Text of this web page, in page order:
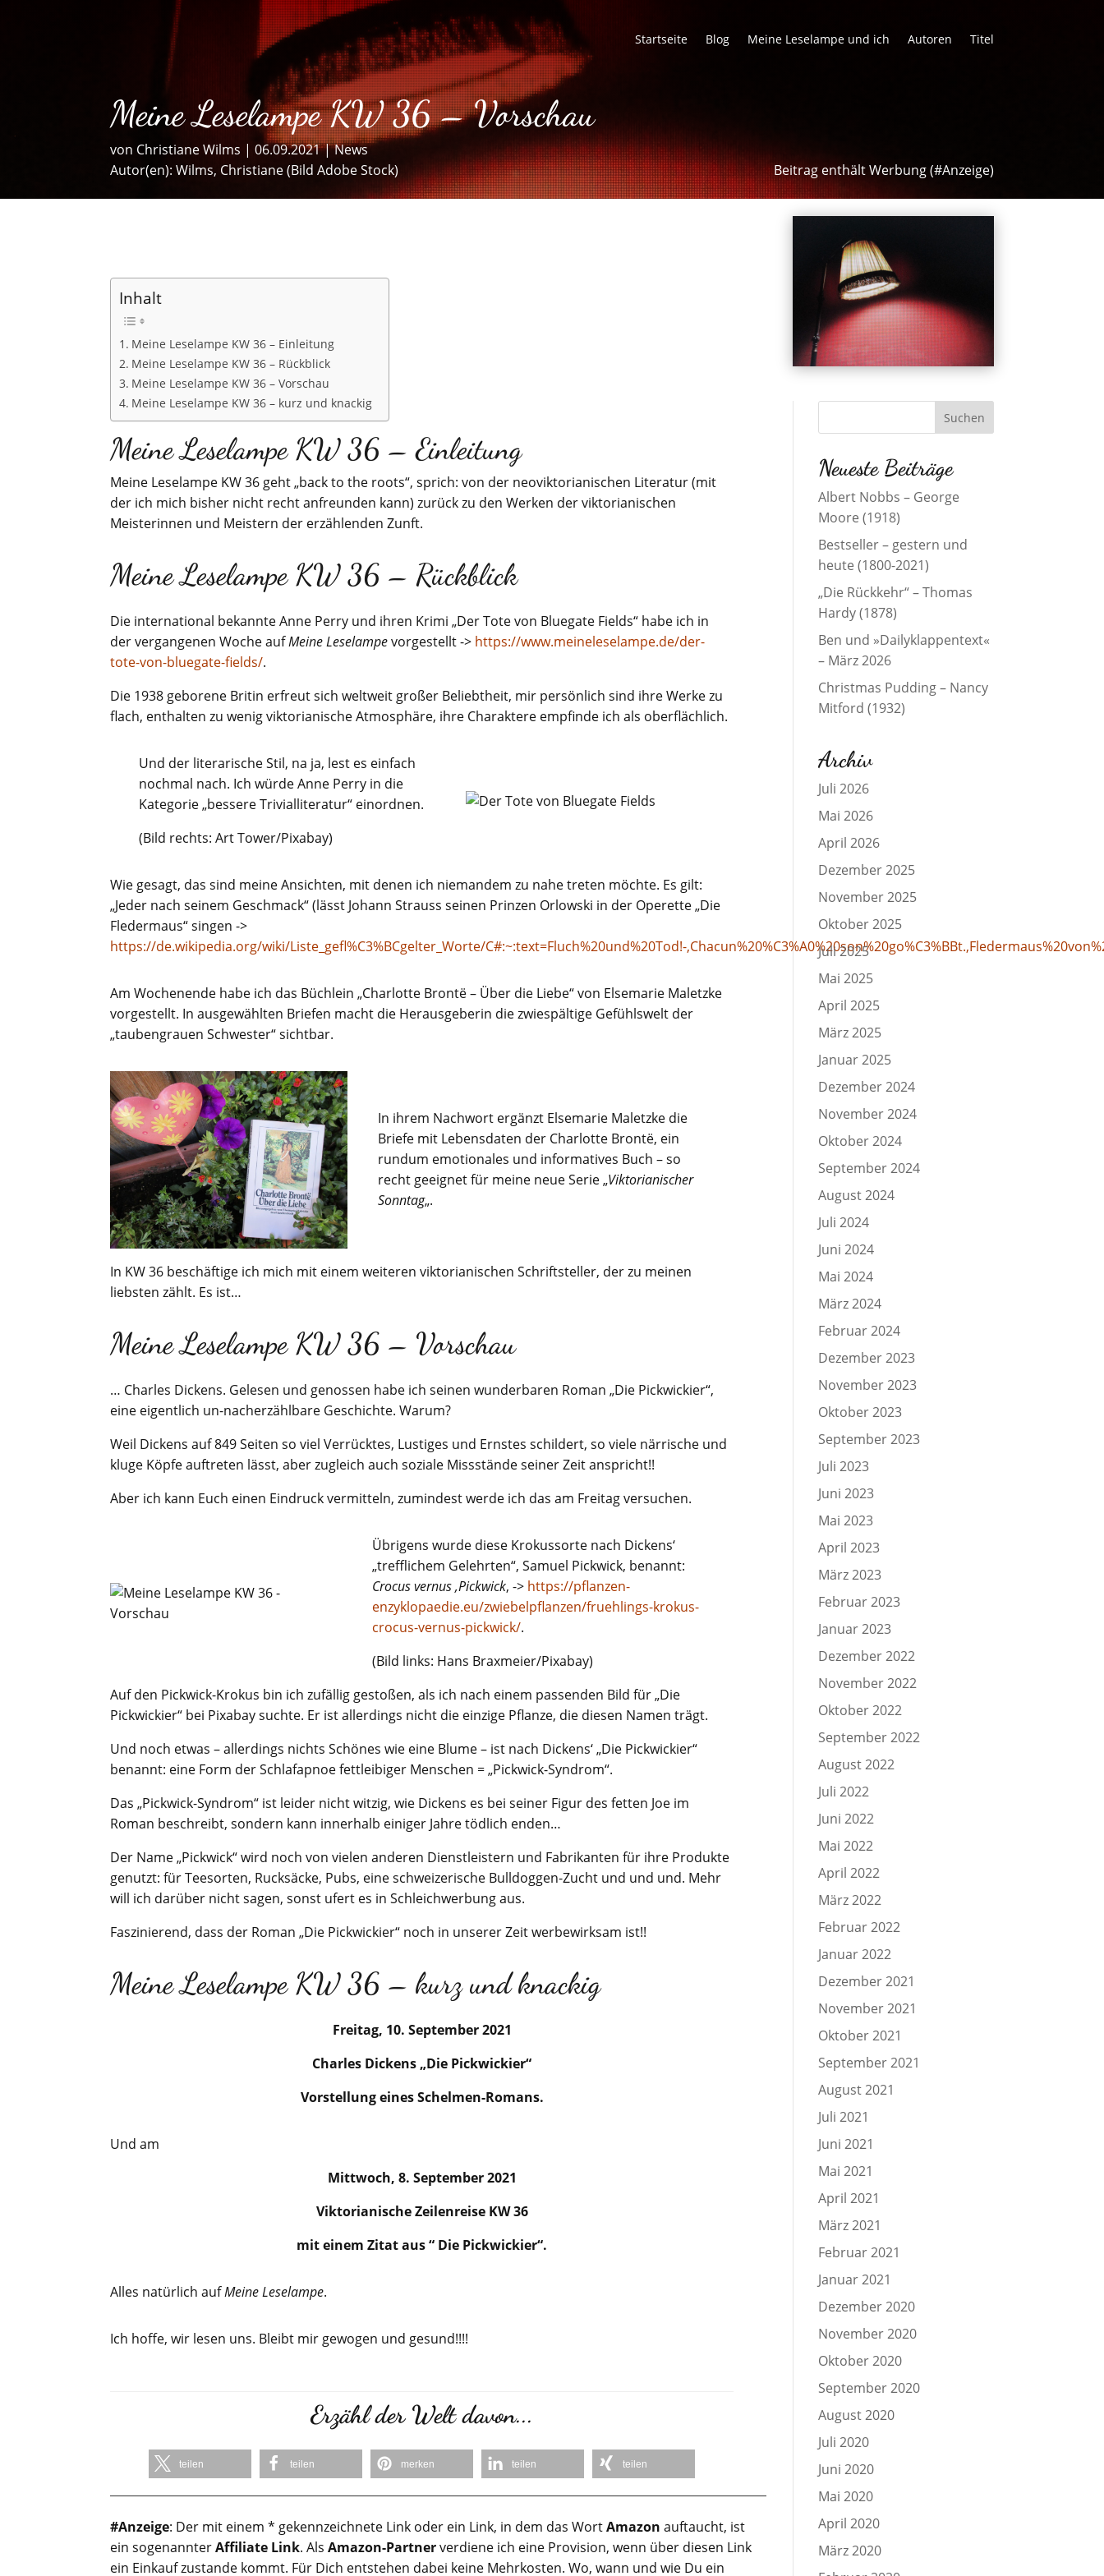
Startseite Blog Meine Leselampe und ich Autoren Titel
Meine Leselampe KW 36 – Vorschau
von Christiane Wilms |06.09.2021|News
Autor(en):Wilms, Christiane (Bild Adobe Stock) Beitrag enthält Werbung (#Anzeige)
Inhalt
Meine Leselampe KW 36 – Einleitung
Meine Leselampe KW 36 – Rückblick
Meine Leselampe KW 36 – Vorschau
Meine Leselampe KW 36 – kurz und knackig
Meine Leselampe KW 36 – Einleitung
Meine Leselampe KW 36 geht „back to the roots“, sprich: von der neoviktorianischen Literatur (mit
der ich mich bisher nicht recht anfreunden kann) zurück zu den Werken der viktorianischen
Meisterinnen und Meistern der erzählenden Zunft.
Meine Leselampe KW 36 – Rückblick
Die international bekannte Anne Perry und ihren Krimi „Der Tote von Bluegate Fields“ habe ich in
der vergangenen Woche aufMeine Leselampevorgestellt -> https://www.meineleselampe.de/der-
tote-von-bluegate-fields/.
Die 1938 geborene Britin erfreut sich weltweit großer Beliebtheit, mir persönlich sind ihre Werke zu
flach, enthalten zu wenig viktorianische Atmosphäre, ihre Charaktere empfinde ich als oberflächlich.
Und der literarische Stil, na ja, lest es einfach
nochmal nach. Ich würde Anne Perry in die
Kategorie „bessere Trivialliteratur“ einordnen.
(Bild rechts: Art Tower/Pixabay)
Wie gesagt, das sind meine Ansichten, mit denen ich niemandem zu nahe treten möchte. Es gilt:
„Jeder nach seinem Geschmack“ (lässt Johann Strauss seinen Prinzen Orlowski in der Operette „Die
Fledermaus“ singen ->
https://de.wikipedia.org/wiki/Liste_gefl%C3%BCgelter_Worte/C#:~:text=Fluch%20und%20Tod!-
Am Wochenende habe ich das Büchlein „Charlotte Brontë – Über die Liebe“ von Elsemarie Maletzke
vorgestellt. In ausgewählten Briefen macht die Herausgeberin die zwiespältige Gefühlswelt der
„taubengrauen Schwester“ sichtbar.
In ihrem Nachwort ergänzt Elsemarie Maletzke die
Briefe mit Lebensdaten der Charlotte Brontë, ein
rundum emotionales und informatives Buch – so
recht geeignet für meine neue Serie „Viktorianischer
Sonntag„.
In KW 36 beschäftige ich mich mit einem weiteren viktorianischen Schriftsteller, der zu meinen
liebsten zählt. Es ist…
Meine Leselampe KW 36 – Vorschau
… Charles Dickens. Gelesen und genossen habe ich seinen wunderbaren Roman „Die Pickwickier“,
eine eigentlich un-nacherzählbare Geschichte. Warum?
Weil Dickens auf 849 Seiten so viel Verrücktes, Lustiges und Ernstes schildert, so viele närrische und
kluge Köpfe auftreten lässt, aber zugleich auch soziale Missstände seiner Zeit anspricht!!
Aber ich kann Euch einen Eindruck vermitteln, zumindest werde ich das am Freitag versuchen.
Übrigens wurde diese Krokussorte nach Dickens‘
„trefflichem Gelehrten“, Samuel Pickwick, benannt:
Crocus vernus ‚Pickwick‚ -> https://pflanzen-
enzyklopaedie.eu/zwiebelpflanzen/fruehlings-krokus-
crocus-vernus-pickwick/.
(Bild links: Hans Braxmeier/Pixabay)
Auf den Pickwick-Krokus bin ich zufällig gestoßen, als ich nach einem passenden Bild für „Die
Pickwickier“ bei Pixabay suchte. Er ist allerdings nicht die einzige Pflanze, die diesen Namen trägt.
Und noch etwas – allerdings nichts Schönes wie eine Blume – ist nach Dickens‘ „Die Pickwickier“
benannt: eine Form der Schlafapnoe fettleibiger Menschen = „Pickwick-Syndrom“.
Das „Pickwick-Syndrom“ ist leider nicht witzig, wie Dickens es bei seiner Figur des fetten Joe im
Roman beschreibt, sondern kann innerhalb einiger Jahre tödlich enden…
Der Name „Pickwick“ wird noch von vielen anderen Dienstleistern und Fabrikanten für ihre Produkte
genutzt: für Teesorten, Rucksäcke, Pubs, eine schweizerische Bulldoggen-Zucht und und und. Mehr
will ich darüber nicht sagen, sonst ufert es in Schleichwerbung aus.
Faszinierend, dass der Roman „Die Pickwickier“ noch in unserer Zeit werbewirksam ist!!
Meine Leselampe KW 36 – kurz und knackig
Freitag, 10. September 2021
Charles Dickens „Die Pickwickier“
Vorstellung eines Schelmen-Romans.
Und am
Mittwoch, 8. September 2021
Viktorianische Zeilenreise KW 36
mit einem Zitat aus “ Die Pickwickier“.
Alles natürlich aufMeine Leselampe.
Ich hoffe, wir lesen uns. Bleibt mir gewogen und gesund!!!!
Erzähl der Welt davon...
teilen teilen merken teilen teilen
#Anzeige: Der mit einem * gekennzeichnete Link oder ein Link, in dem das WortAmazon auftaucht, ist
ein sogenannterAffiliate Link. Als Amazon-Partner verdiene ich eine Provision, wenn über diesen Link
ein Einkauf zustande kommt. Für Dich entstehen dabei keine Mehrkosten. Wo, wann und wie Du ein
Neueste Beiträge
Albert Nobbs – George
Moore (1918)
Bestseller – gestern und
heute (1800-2021)
„Die Rückkehr“ – Thomas
Hardy (1878)
Ben und »Dailyklappentext«
– März 2026
Christmas Pudding – Nancy
Mitford (1932)
Archiv
Juli 2026
Mai 2026
April 2026
Dezember 2025
November 2025
Oktober 2025
Juli 2025
Mai 2025
April 2025
März 2025
Januar 2025
Dezember 2024
November 2024
Oktober 2024
September 2024
August 2024
Juli 2024
Juni 2024
Mai 2024
März 2024
Februar 2024
Dezember 2023
November 2023
Oktober 2023
September 2023
Juli 2023
Juni 2023
Mai 2023
April 2023
März 2023
Februar 2023
Januar 2023
Dezember 2022
November 2022
Oktober 2022
September 2022
August 2022
Juli 2022
Juni 2022
Mai 2022
April 2022
März 2022
Februar 2022
Januar 2022
Dezember 2021
November 2021
Oktober 2021
September 2021
August 2021
Juli 2021
Juni 2021
Mai 2021
April 2021
März 2021
Februar 2021
Januar 2021
Dezember 2020
November 2020
Oktober 2020
September 2020
August 2020
Juli 2020
Juni 2020
Mai 2020
April 2020
März 2020